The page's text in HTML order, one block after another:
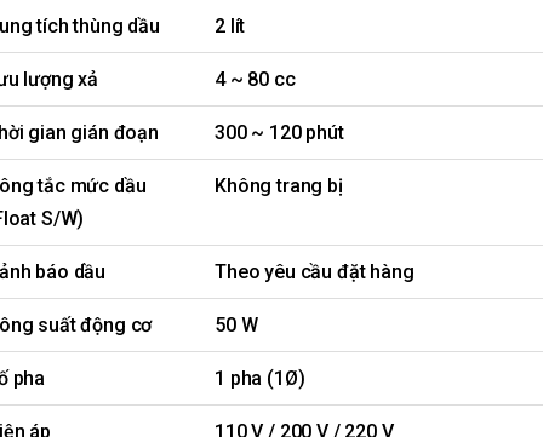
tích thùng dầu 2 lít
lượng xả 4 ~ 80 cc
gian gián đoạn 300 ~ 120 phút
tắc mức dầu
S/W)
Không trang bị
báo dầu Theo yêu cầu đặt hàng
suất động cơ 50 W
pha 1 pha (1Ø)
áp 110 V / 200 V / 220 V